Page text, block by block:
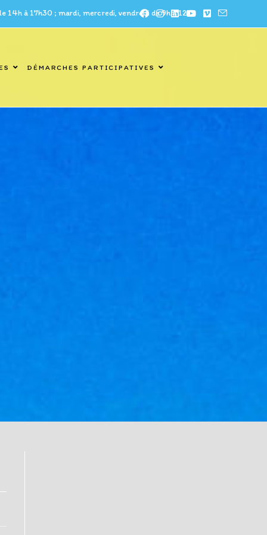
; mardi, mercredi, vendredi de 9h à 12h
DÉMARCHES PARTICIPATIVES